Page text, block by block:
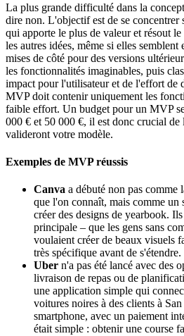
La plus grande difficulté dans la
dire non. L'objectif est de se
qui apporte le plus de valeur et résout
les autres idées, même si elles
mises de côté pour des versions
les fonctionnalités imaginables, puis
impact pour l'utilisateur et de l'effort de
MVP doit contenir uniquement les
faible effort. Un budget pour un MVP
000 € et 50 000 €, il est donc crucial de
valideront votre modèle.
Exemples de MVP réussis
Canva a débuté non pas comme
que l'on connaît, mais comme
créer des designs de yearbook.
principale – que les gens sans
voulaient créer de beaux visuels
très spécifique avant de s'étendre.
Uber n'a pas été lancé avec des
livraison de repas ou de
une application simple qui
voitures noires à des clients à
smartphone, avec un paiement
était simple : obtenir une course